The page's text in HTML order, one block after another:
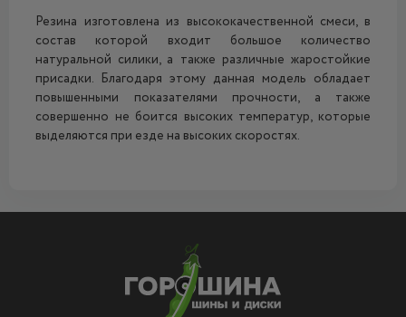
Резина изготовлена из высококачественной смеси, в
состав которой входит большое количество
натуральной силики, а также различные жаростойкие
присадки. Благодаря этому данная модель обладает
повышенными показателями прочности, а также
совершенно не боится высоких температур, которые
выделяются при езде на высоких скоростях.